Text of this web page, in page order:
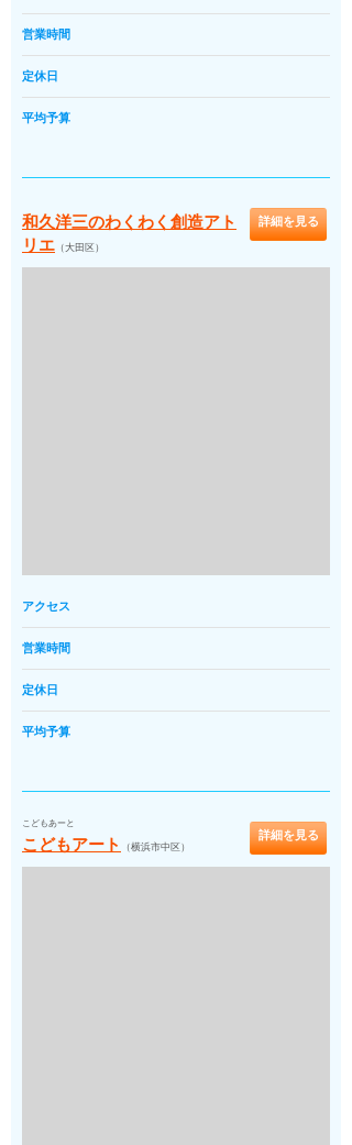
営業時間
定休日
平均予算
和久洋三のわくわく創造アト
リエ （大田区）
詳細を見る
アクセス
営業時間
定休日
平均予算
こどもあーと
こどもアート （横浜市中区）
詳細を見る